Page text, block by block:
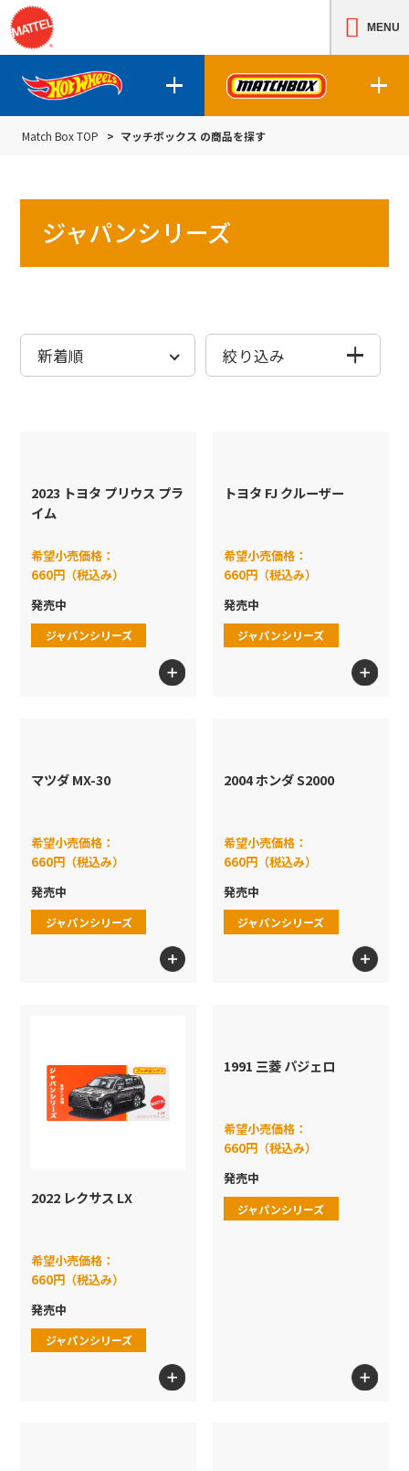
MENU
発売月から探す
シリーズから探す
ベーシックカー
プレミアムカー
RCカー
プレイセット
ホットウィール スケート
Formula1
ブランドから探す
発売月から探す
シリーズから探す
ベーシックカー
ムービングパーツ
テーマ
ブランドから探す
Match Box TOP マッチボックス の商品を探す
ジャパンシリーズ
絞り込み
シリーズ
2023 トヨタ プリウス プラ
イム
希望小売価格：
660円（税込み）
発売中
ジャパンシリーズ
トヨタ FJ クルーザー
希望小売価格：
660円（税込み）
発売中
ジャパンシリーズ
マツダ MX-30
希望小売価格：
660円（税込み）
発売中
ジャパンシリーズ
2004 ホンダ S2000
希望小売価格：
660円（税込み）
発売中
ジャパンシリーズ
2022 レクサス LX
希望小売価格：
660円（税込み）
発売中
ジャパンシリーズ
1991 三菱 パジェロ
希望小売価格：
660円（税込み）
発売中
ジャパンシリーズ